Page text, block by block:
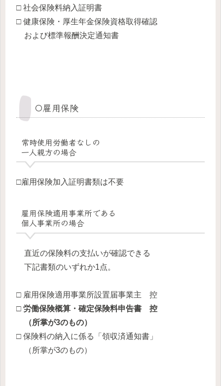
□ 社会保険料納入証明書
□ 健康保険・厚生年金保険資格取得確認
および標準報酬決定通知書
〇雇用保険
常時使用労働者なしの
一人親方の場合
□雇用保険加入証明書類は不要
雇用保険適用事業所である
個人事業所の場合
直近の保険料の支払いが確認できる
下記書類のいずれか1点。
□ 雇用保険適用事業所設置届事業主 控
□ 労働保険概算・確定保険料申告書 控
（所掌が3のもの）
□ 保険料の納入に係る「領収済通知書」
（所掌が3のもの）